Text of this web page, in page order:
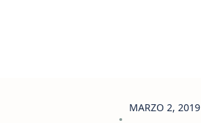
MARZO 2, 2019